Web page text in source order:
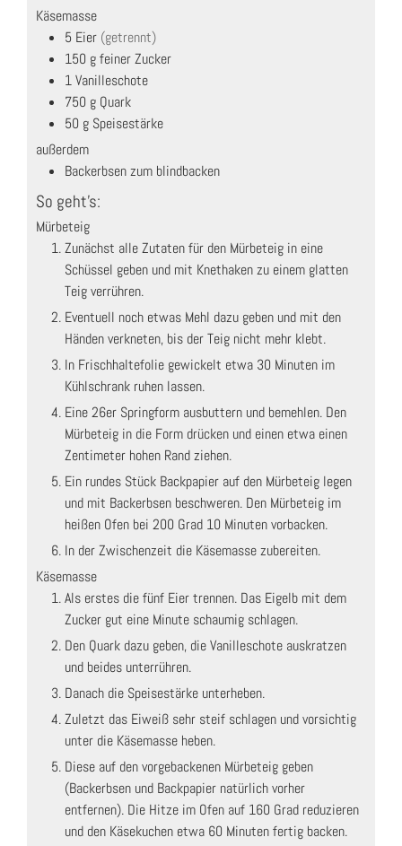
Käsemasse
5 Eier (getrennt)
150 gfeiner Zucker
1Vanilleschote
750 g Quark
50 g Speisestärke
außerdem
Backerbsen zum blindbacken
So geht's:
Mürbeteig
Zunächst alle Zutaten für den Mürbeteig in eine
Schüssel geben und mit Knethaken zu einem glatten
Teig verrühren.
Eventuell noch etwas Mehl dazu geben und mit den
Händen verkneten, bis der Teig nicht mehr klebt.
In Frischhaltefolie gewickelt etwa 30 Minuten im
Kühlschrank ruhen lassen.
Eine 26er Springform ausbuttern und bemehlen. Den
Mürbeteig in die Form drücken und einen etwa einen
Zentimeter hohen Rand ziehen.
Ein rundes Stück Backpapier auf den Mürbeteig legen
und mit Backerbsen beschweren. Den Mürbeteig im
heißen Ofen bei 200 Grad 10 Minuten vorbacken.
In der Zwischenzeit die Käsemasse zubereiten.
Käsemasse
Als erstes die fünf Eier trennen. Das Eigelb mit dem
Zucker gut eine Minute schaumig schlagen.
Den Quark dazu geben, die Vanilleschote auskratzen
und beides unterrühren.
Danach die Speisestärke unterheben.
Zuletzt das Eiweiß sehr steif schlagen und vorsichtig
unter die Käsemasse heben.
Diese auf den vorgebackenen Mürbeteig geben
(Backerbsen und Backpapier natürlich vorher
entfernen). Die Hitze im Ofen auf 160 Grad reduzieren
und den Käsekuchen etwa 60 Minuten fertig backen.